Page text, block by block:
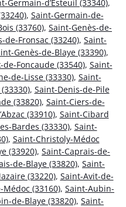
Germain-d’Esteuil (33340),
, Saint-Germain-de-
(33760), Saint-Genès-de-
de-Fronsac (33240), Saint-
Genès-de-Blaye (33390),
de-Foncaude (33540), Saint-
de-Lisse (33330), Saint-
, Saint-Denis-de-Pile
(33820), Saint-Ciers-de-
(33910), Saint-Cibard
Bardes (33330), Saint-
, Saint-Christoly-Médoc
(33920), Saint-Caprais-de-
de-Blaye (33820), Saint-
(33220), Saint-Avit-de-
(33160), Saint-Aubin-
de-Blaye (33820), Saint-